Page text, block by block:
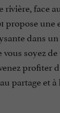
rivière, face
propose une
dans
soyez de
profiter
partage et à